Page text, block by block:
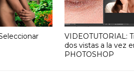
VIDEOTUTORIAL:
dos vistas a la vez
PHOTOSHOP